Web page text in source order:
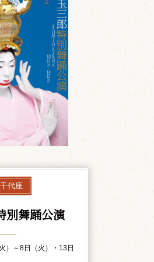
代座
別舞踊公演
）～8日（火）・13日